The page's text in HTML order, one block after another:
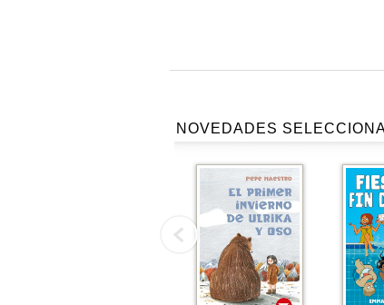
NOVEDADES